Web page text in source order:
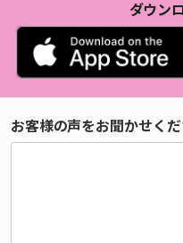
ダウン
お客様の声をお聞かせく